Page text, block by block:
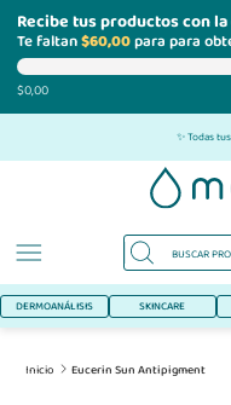
Recibe tus productos con
Te faltan$60,00para para
$0,00
al
✨ Todas
DERMOANÁLISIS SKINCARE
Inicio Eucerin Sun Antipigment